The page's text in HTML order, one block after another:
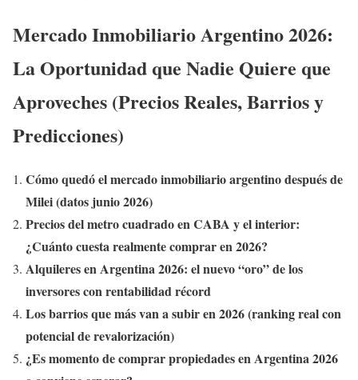
Mercado Inmobiliario Argentino 2026:
La Oportunidad que Nadie Quiere que
Aproveches (Precios Reales, Barrios y
Predicciones)
Cómo quedó el mercado inmobiliario argentino después de
Milei (datos junio 2026)
Precios del metro cuadrado en CABA y el interior:
¿Cuánto cuesta realmente comprar en 2026?
Alquileres en Argentina 2026: el nuevo “oro” de los
inversores con rentabilidad récord
Los barrios que más van a subir en 2026 (ranking real con
potencial de revalorización)
¿Es momento de comprar propiedades en Argentina 2026